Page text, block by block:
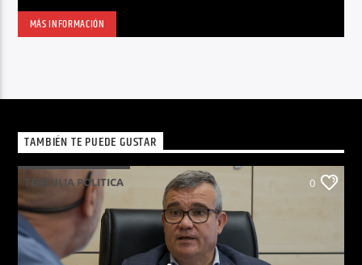
MÁS INFORMACIÓN
TAMBIÉN TE PUEDE GUSTAR
TERTULIA POLITICA 0